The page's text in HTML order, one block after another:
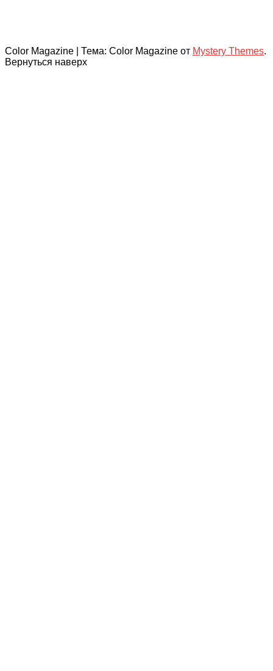
Color Magazine Тема: Color Magazine от Mystery Themes.
Вернуться наверх